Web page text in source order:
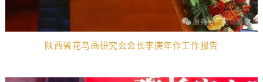
陕西省花鸟画研究会会长李庚年作工作报告